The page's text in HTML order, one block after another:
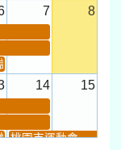
7 8
發會 (12:30~)
14 15
(防空)演習
桃園市運動會